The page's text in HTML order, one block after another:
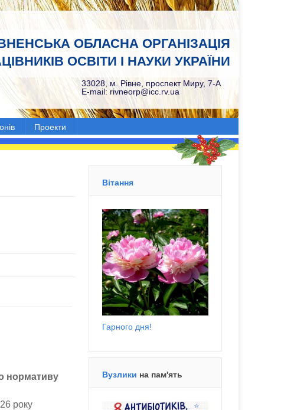
ОБЛАСНА ОРГАНІЗАЦІЯ
ОСВІТИ І НАУКИ УКРАЇНИ
33028, м. Рівне, проспект Миру, 7-А
E-mail: rivneorp@icc.rv.ua
Проекти
нормативу
року
Вітання
Гарного дня!
Вузлики на пам'ять